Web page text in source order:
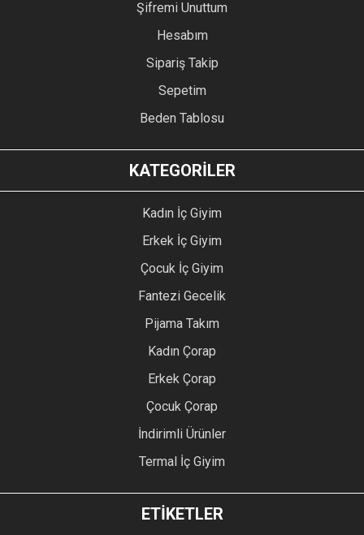
Şifremi Unuttum
Hesabım
Sipariş Takip
Sepetim
Beden Tablosu
KATEGORİLER
Kadın İç Giyim
Erkek İç Giyim
Çocuk İç Giyim
Fantezi Gecelik
Pijama Takım
Kadın Çorap
Erkek Çorap
Çocuk Çorap
İndirimli Ürünler
Termal İç Giyim
ETİKETLER